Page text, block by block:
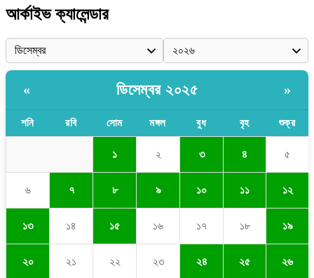
আর্কাইভ ক্যালেন্ডার
« ডিসেম্বর ২০২৫ »
শনি রবি সোম মঙ্গল বুধ বৃহ শুক্র
১ ২ ৩ ৪ ৫
৬ ৭ ৮ ৯ ১০ ১১ ১২
১৩ ১৪ ১৫ ১৬ ১৭ ১৮ ১৯
২০ ২১ ২২ ২৩ ২৪ ২৫ ২৬